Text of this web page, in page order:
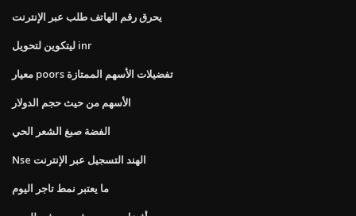
يحرق رقم الهاتف طلب عبر الإنترنت
ليتكوين لتحويل inr
معيار poors تفضيلات الأسهم الممتازة
الأسهم من حيث حجم الدولار
الفضة صبغ الشعر الحي
Nse الهند التسجيل عبر الإنترنت
ما يعتبر نمط تاجر اليوم